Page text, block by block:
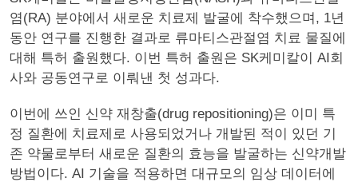
염(RA) 분야에서 새로운 치료제 발굴에 착수했으며, 1년
동안 연구를 진행한 결과로 류마티스관절염 치료 물질에
대해 특허 출원했다. 이번 특허 출원은 SK케미칼이 AI회
사와 공동연구로 이뤄낸 첫 성과다.
이번에 쓰인 신약 재창출(drug repositioning)은 이미 특
정 질환에 치료제로 사용되었거나 개발된 적이 있던 기
존 약물로부터 새로운 질환의 효능을 발굴하는 신약개발
방법이다. AI 기술을 적용하면 대규모의 임상 데이터에